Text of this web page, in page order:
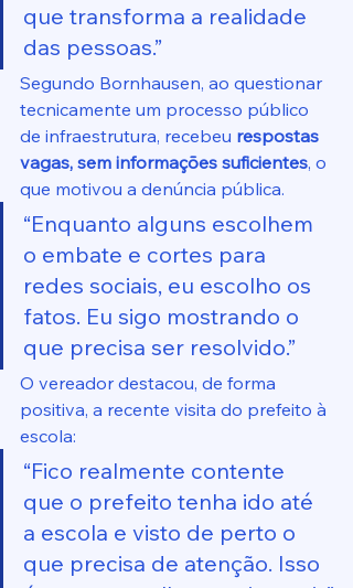
que transforma a realidade
das pessoas.”
Segundo Bornhausen, ao questionar
tecnicamente um processo público
de infraestrutura, recebeu respostas
vagas, sem informações suficientes, o
que motivou a denúncia pública.
“Enquanto alguns escolhem
o embate e cortes para
redes sociais, eu escolho os
fatos. Eu sigo mostrando o
que precisa ser resolvido.”
O vereador destacou, de forma
positiva, a recente visita do prefeito à
escola:
“Fico realmente contente
que o prefeito tenha ido até
a escola e visto de perto o
que precisa de atenção. Isso